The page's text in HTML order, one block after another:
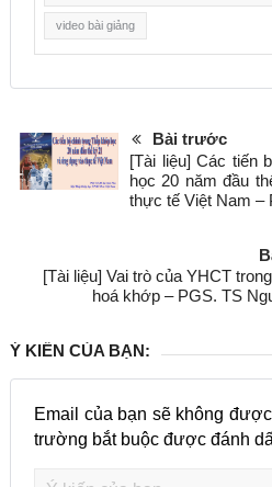
video bài giảng
Bài trước
[Tài liệu] Các tiến
học 20 năm đầu
thực tế Việt Nam –
[Tài liệu] Vai trò của YHCT
hoá khớp – PGS. TS
Ý KIẾN CỦA BẠN:
Email của bạn sẽ không
trường bắt buộc được đánh